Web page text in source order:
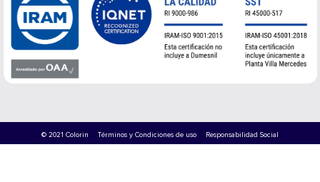
© 2021 Colorin Términos y Condiciones de uso Responsabilidad Social